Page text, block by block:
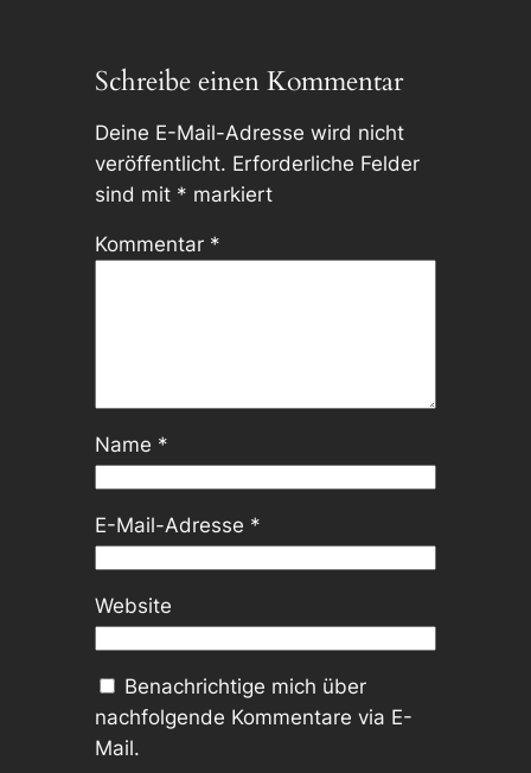
Schreibe einen Kommentar
Deine E-Mail-Adresse wird nicht
veröffentlicht. Erforderliche Felder
sind mit * markiert
Kommentar *
Name *
E-Mail-Adresse *
Website
Benachrichtige mich über
nachfolgende Kommentare via E-
Mail.